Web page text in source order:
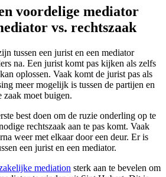
voordelige mediator
vs. rechtszaak
tussen een jurist en een mediator
na. Een jurist komt pas kijken als zelfs
oplossen. Vaak komt de jurist pas als
meer mogelijk is tussen de partijen en
zaak moet buigen.
best doen om de ruzie onderling op te
rechtszaak aan te pas komt. Vaak
weer met elkaar door een deur. Er is
een jurist en een mediator.
mediation sterk aan te bevelen om